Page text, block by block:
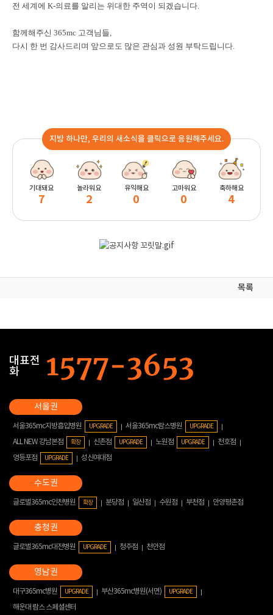
전 세계에 K-의료를 알리는 위대한 주역이 되겠습니다.
함께해주신 365mc 고객님들,
다시 한 번 감사드리며 앞으로도 많은 관심과 성원 부탁드립니다.
지방 하나만, 우리의 새소식을 클릭으로 응원해주세요.
기대돼요
7
놀라워요
2
유익해요
0
고마워요
0
축하해요
4
목록
대표전
화
서울365mc지방흡입병원 UPGRADE 서울365mc람스병원 UPGRADE
ALL NEW 강남본점 확장 신촌점 UPGRADE 노원점 UPGRADE
천호점
영등포점
UPGRADE 성신여대점
글로벌365mc인천병원 확장 분당점 일산점 수원점 부천점 안양평촌점
글로벌365mc대전병원 UPGRADE 청주점 천안점
대구365mc병원 UPGRADE 부산365mc병원(서면) UPGRADE
해운대 람스 스페셜센터